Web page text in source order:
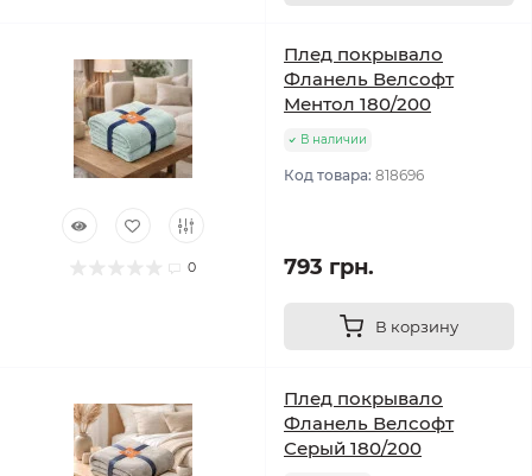
0
Плед покрывало
Фланель Велсофт
Ментол 180/200
В наличии
Код товара: 818696
793 грн.
В корзину
Плед покрывало
Фланель Велсофт
Серый 180/200